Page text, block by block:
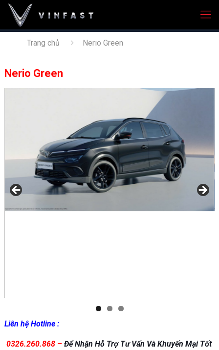
Trang chủ Nerio Green
Nerio Green
Liên hệ Hotline :
0326.260.868 –Để Nhận Hỗ Trợ Tư Vấn Và Khuyến Mại Tốt